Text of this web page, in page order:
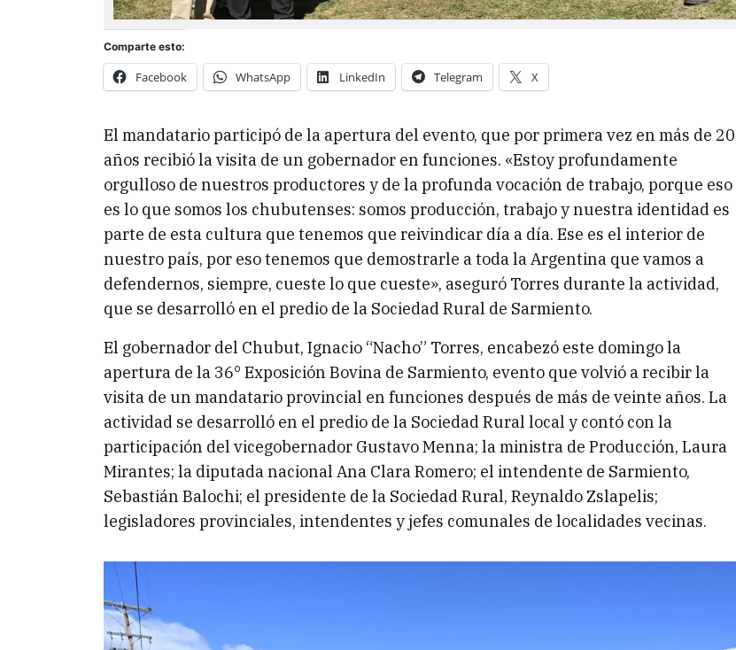
Comparte esto:
Facebook WhatsApp LinkedIn Telegram X
El mandatario participó de la apertura del evento, que por primera vez en más de 20
años recibió la visita de un gobernador en funciones. «Estoy profundamente
orgulloso de nuestros productores y de la profunda vocación de trabajo, porque eso
es lo que somos los chubutenses: somos producción, trabajo y nuestra identidad es
parte de esta cultura que tenemos que reivindicar día a día. Ese es el interior de
nuestro país, por eso tenemos que demostrarle a toda la Argentina que vamos a
defendernos, siempre, cueste lo que cueste», aseguró Torres durante la actividad,
que se desarrolló en el predio de la Sociedad Rural de Sarmiento.
El gobernador del Chubut, Ignacio “Nacho” Torres, encabezó este domingo la
apertura de la 36° Exposición Bovina de Sarmiento, evento que volvió a recibir la
visita de un mandatario provincial en funciones después de más de veinte años. La
actividad se desarrolló en el predio de la Sociedad Rural local y contó con la
participación del vicegobernador Gustavo Menna; la ministra de Producción, Laura
Mirantes; la diputada nacional Ana Clara Romero; el intendente de Sarmiento,
Sebastián Balochi; el presidente de la Sociedad Rural, Reynaldo Zslapelis;
legisladores provinciales, intendentes y jefes comunales de localidades vecinas.